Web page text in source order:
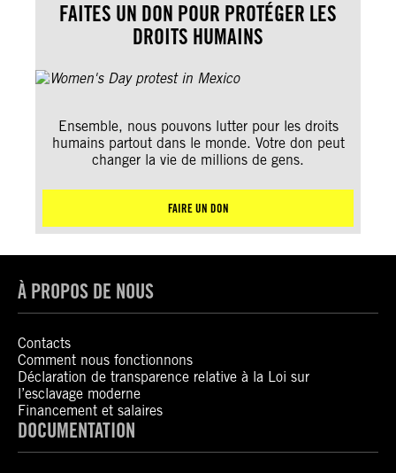
FAITES UN DON POUR PROTÉGER LES
DROITS HUMAINS
Ensemble, nous pouvons lutter pour les droits
humains partout dans le monde. Votre don peut
changer la vie de millions de gens.
FAIRE UN DON
À PROPOS DE NOUS
Contacts
Comment nous fonctionnons
Déclaration de transparence relative à la Loi sur
l’esclavage moderne
Financement et salaires
DOCUMENTATION